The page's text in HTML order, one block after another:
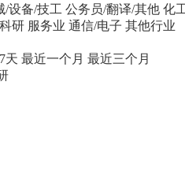
/设备/技工 公务员/翻译/其他 化
研 服务业 通信/电子 其他行业
天 最近一个月 最近三个月